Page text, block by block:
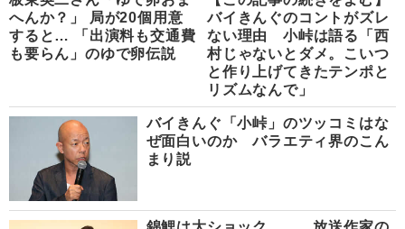
へんか？」 局が20個用意
すると… 「出演料も交通費
も要らん」のゆで卵伝説
バイきんぐのコントがズレ
ない理由 小峠は語る「西
村じゃないとダメ。こいつ
と作り上げてきたテンポと
リズムなんで」
バイきんぐ「小峠」のツッコミはな
ぜ面白いのか バラエティ界のこん
まり説